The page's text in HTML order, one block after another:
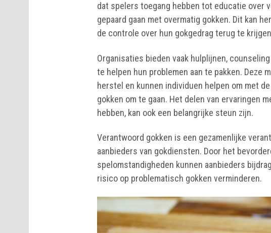
dat spelers toegang hebben tot educatie over
gepaard gaan met overmatig gokken. Dit kan
de controle over hun gokgedrag terug te
Organisaties bieden vaak hulplijnen,
te helpen hun problemen aan te pakken. Deze
herstel en kunnen individuen helpen om met
gokken om te gaan. Het delen van ervaringen
hebben, kan ook een belangrijke steun zijn.
Verantwoord gokken is een gezamenlijke
aanbieders van gokdiensten. Door het
spelomstandigheden kunnen aanbieders
risico op problematisch gokken verminderen.